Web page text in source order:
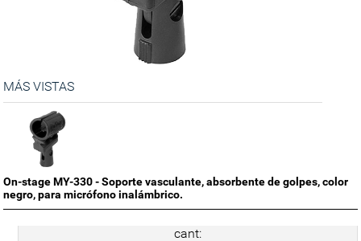
MÁS VISTAS
On-stage MY-330 - Soporte vasculante, absorbente de golpes, color
negro, para micrófono inalámbrico.
cant: